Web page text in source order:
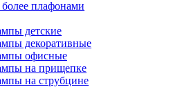
плафонами
детские
декоративные
офисные
на прищепке
на струбцине